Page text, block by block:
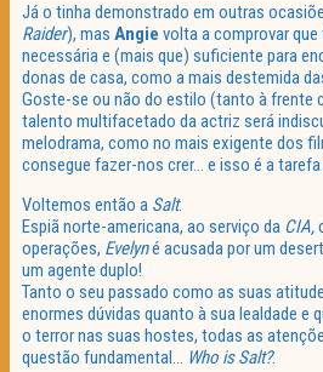
Já o tinha demonstrado em outras
Raider), mas Angie volta a comprovar
necessária e (mais que) suficiente para
donas de casa, como a mais destemida
Goste-se ou não do estilo (tanto à frente
talento multifacetado da actriz será
melodrama, como no mais exigente dos
consegue fazer-nos crer… e isso é a
Voltemos então a Salt.
Espiã norte-americana, ao serviço da CIA,
operações, Evelyné acusada por um
um agente duplo!
Tanto o seu passado como as suas
enormes dúvidas quanto à sua lealdade e
o terror nas suas hostes, todas as
questão fundamental… Who is Salt?.